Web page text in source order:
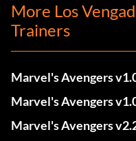
More Los
Trainers
Marvel's Avengers
Marvel's Avengers
Marvel's Avengers